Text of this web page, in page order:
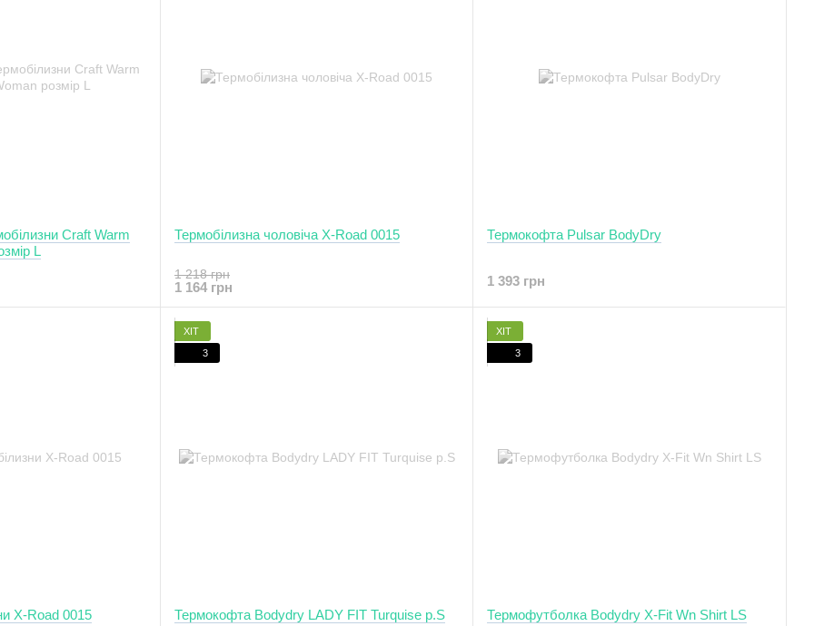
Craft Warm
L
Термобілизна чоловіча X-Road 0015
1 218 грн
1 164 грн
Термокофта Pulsar BodyDry
1 393 грн
X-Road 0015
ХІТ
3
Термокофта Bodydry LADY FIT Turquise р.S
ХІТ
3
Термофутболка Bodydry X-Fit Wn Shirt LS